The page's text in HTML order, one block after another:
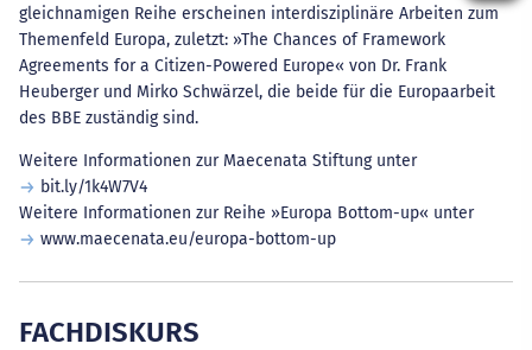
gleichnamigen Reihe erscheinen interdisziplinäre Arbeiten zum
Themenfeld Europa, zuletzt: »The Chances of Framework
Agreements for a Citizen-Powered Europe« von Dr. Frank
Heuberger und Mirko Schwärzel, die beide für die Europaarbeit
des BBE zuständig sind.
Weitere Informationen zur Maecenata Stiftung unter
bit.ly/1k4W7V4
Weitere Informationen zur Reihe »Europa Bottom-up« unter
www.maecenata.eu/europa-bottom-up
FACHDISKURS